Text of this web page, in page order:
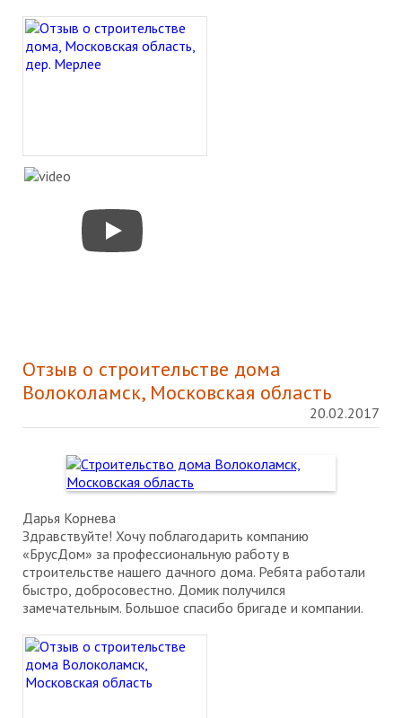
Отзыв о строительстве дома
Волоколамск, Московская область
20.02.2017
Дарья Корнева
Здравствуйте! Хочу поблагодарить компанию
«БрусДом» за профессиональную работу в
строительстве нашего дачного дома. Ребята работали
быстро, добросовестно. Домик получился
замечательным. Большое спасибо бригаде и компании.